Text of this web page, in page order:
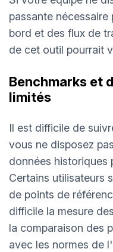
passante
bord et des flux de
de cet outil pourrait
Benchmarks et
limités
Il est difficile de
vous ne disposez
données historiques
Certains utilisateurs
de points de
difficile la mesure
la comparaison des
avec les normes de